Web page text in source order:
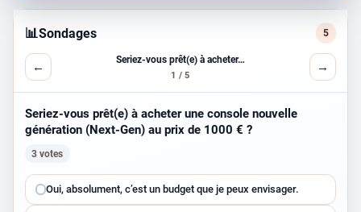
📊Sondages 5
←
Seriez-vous prêt(e) à acheter…
1 / 5
→
Seriez-vous prêt(e) à acheter une console nouvelle
génération (Next-Gen) au prix de 1000 € ?
3 votes
Choisissez
une
Oui, absolument, c’est un budget que je peux envisager.